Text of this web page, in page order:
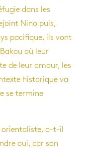
dans les
Nino puis,
pacifique, ils vont
où leur
de leur amour, les
historique va
se termine
orientaliste, a-t-il
oui, car son